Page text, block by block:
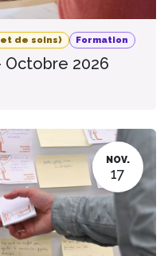
de soins) Formation
Octobre 2026
NOV.
17